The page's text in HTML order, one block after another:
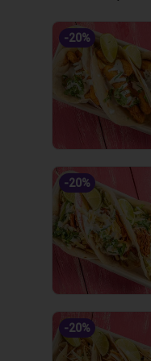
-20%
-20%
-20%